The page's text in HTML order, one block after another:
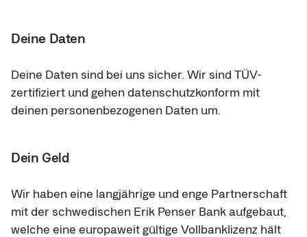
Deine Daten
Deine Daten sind bei uns sicher. Wir sind TÜV-
zertifiziert und gehen datenschutzkonform mit
deinen personenbezogenen Daten um.
Dein Geld
Wir haben eine langjährige und enge Partnerschaft
mit der schwedischen Erik Penser Bank aufgebaut,
welche eine europaweit gültige Vollbanklizenz hält